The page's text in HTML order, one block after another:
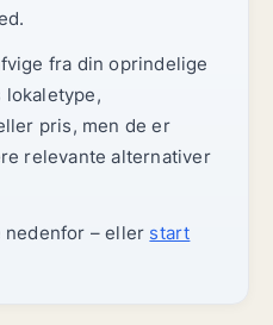
fra din oprindelige
lokaletype,
pris, men de er
relevante alternativer
nedenfor – eller start